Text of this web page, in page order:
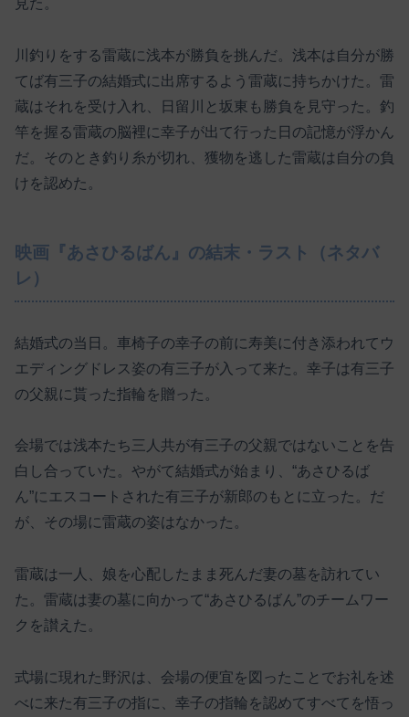
見た。
川釣りをする雷蔵に浅本が勝負を挑んだ。浅本は自分が勝
てば有三子の結婚式に出席するよう雷蔵に持ちかけた。雷
蔵はそれを受け入れ、日留川と坂東も勝負を見守った。釣
竿を握る雷蔵の脳裡に幸子が出て行った日の記憶が浮かん
だ。そのとき釣り糸が切れ、獲物を逃した雷蔵は自分の負
けを認めた。
映画『あさひるばん』の結末・ラスト（ネタバ
レ）
結婚式の当日。車椅子の幸子の前に寿美に付き添われてウ
エディングドレス姿の有三子が入って来た。幸子は有三子
の父親に貰った指輪を贈った。
会場では浅本たち三人共が有三子の父親ではないことを告
白し合っていた。やがて結婚式が始まり、“あさひるば
ん”にエスコートされた有三子が新郎のもとに立った。だ
が、その場に雷蔵の姿はなかった。
雷蔵は一人、娘を心配したまま死んだ妻の墓を訪れてい
た。雷蔵は妻の墓に向かって“あさひるばん”のチームワー
クを讃えた。
式場に現れた野沢は、会場の便宜を図ったことでお礼を述
べに来た有三子の指に、幸子の指輪を認めてすべてを悟っ